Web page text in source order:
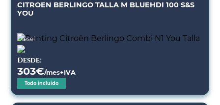
CITROEN BERLINGO TALLA M BLUEHDI 100 S&S
YOU
Diésel
Desde:
303€/mes+IVA
Todo incluido